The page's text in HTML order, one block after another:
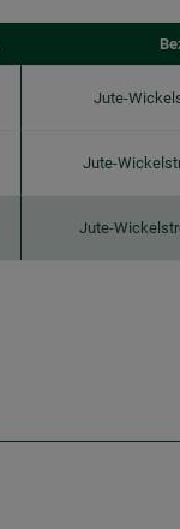
Jute-
Jute-
Jute-